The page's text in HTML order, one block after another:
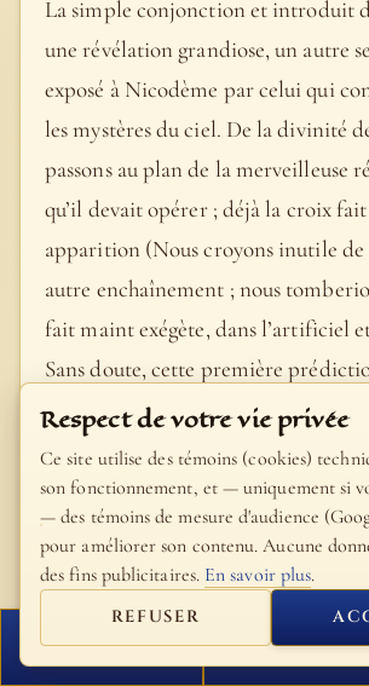
La simple conjonction et introduit
une révélation grandiose, un autre
exposé à Nicodème par celui qui
les mystères du ciel. De la divinité
passons au plan de la merveilleuse
qu’il devait opérer ; déjà la croix
apparition (Nous croyons inutile de
autre enchaînement ; nous
fait maint exégète, dans l’artificiel
Sans doute, cette première
Passion du Christ dut paraître
Nicodème (comp. 2, 19, relativement
Résurrection) ; mais d’autres
(Matth. 9, 14 et ss. ; 10, 38 ; voyez les
parallèles de S. Marc et de S. Luc) et
claire des faits la rendront aussi
possible (comp. 2, 22). - Comme
FERMER
Respect de votre vie privée
Ce site utilise des témoins (cookies)
son fonctionnement, et — uniquement si
— des témoins de mesure d'audience
pour améliorer son contenu. Aucune
des fins publicitaires. En savoir plus.
REFUSER